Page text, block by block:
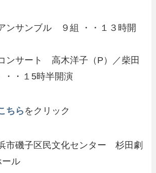
ンサンブル ９組 ・・１３時開
ンサート 高木洋子（P）／柴田
・・１5時半開演
ちらをクリック
市磯子区民文化センター 杉田劇
ル